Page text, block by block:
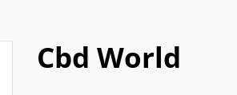
Cbd World